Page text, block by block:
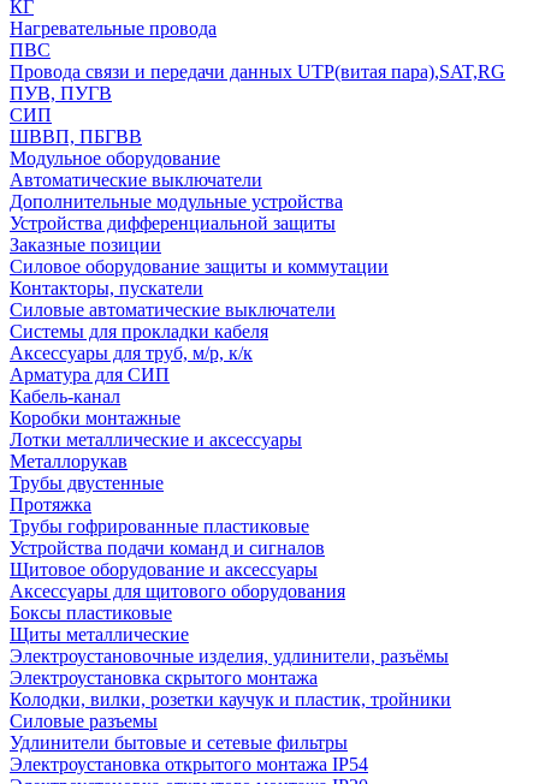
КГ
Нагревательные провода
ПВС
Провода связи и передачи данных UTP(витая пара),SAT,RG
ПУВ, ПУГВ
СИП
ШВВП, ПБГВВ
Модульное оборудование
Автоматические выключатели
Дополнительные модульные устройства
Устройства дифференциальной защиты
Заказные позиции
Силовое оборудование защиты и коммутации
Контакторы, пускатели
Силовые автоматические выключатели
Системы для прокладки кабеля
Аксессуары для труб, м/р, к/к
Арматура для СИП
Кабель-канал
Коробки монтажные
Лотки металлические и аксессуары
Металлорукав
Трубы двустенные
Протяжка
Трубы гофрированные пластиковые
Устройства подачи команд и сигналов
Щитовое оборудование и аксессуары
Аксессуары для щитового оборудования
Боксы пластиковые
Щиты металлические
Электроустановочные изделия, удлинители, разъёмы
Электроустановка скрытого монтажа
Колодки, вилки, розетки каучук и пластик, тройники
Силовые разъемы
Удлинители бытовые и сетевые фильтры
Электроустановка открытого монтажа IP54